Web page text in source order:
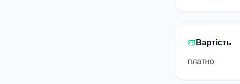
Вартість
платно